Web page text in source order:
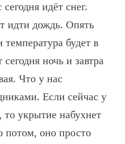
идёт снег.
идти дождь. Опять
температура будет в
сегодня ночь и завтра
Что у нас
Если сейчас у
то укрытие набухнет
потом, оно просто